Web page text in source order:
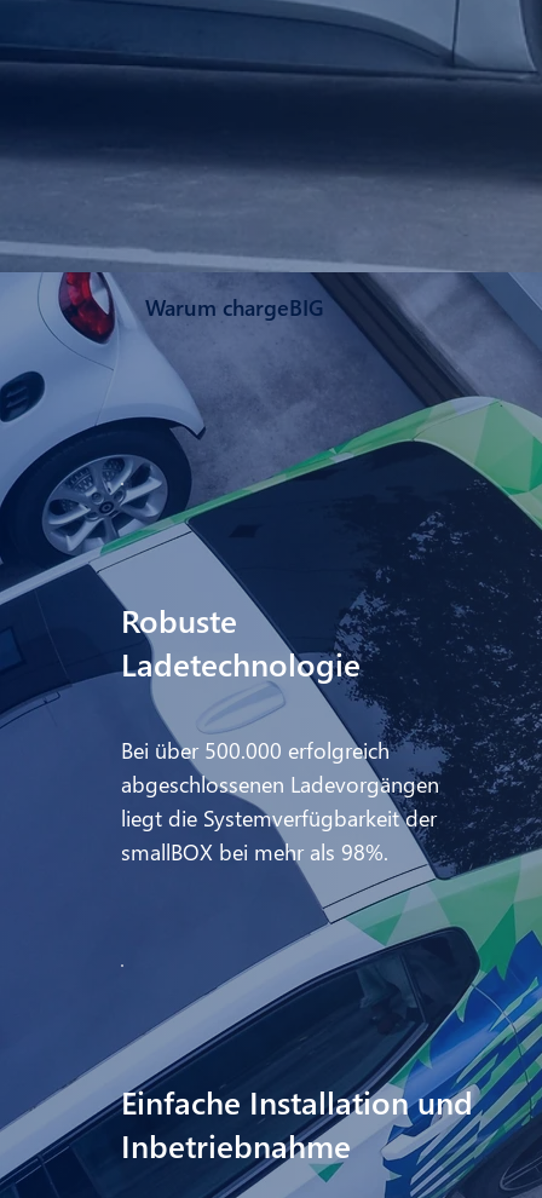
Warum chargeBIG
Robuste
Ladetechnologie
Bei über 500.000 erfolgreich
abgeschlossenen Ladevorgängen
liegt die Systemverfügbarkeit der
smallBOX bei mehr als 98%.
Einfache Installation und
Inbetriebnahme